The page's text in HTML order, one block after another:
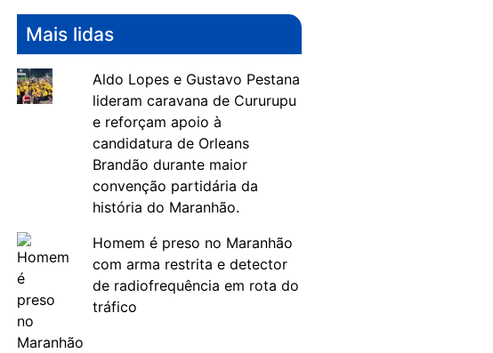
Mais lidas
Aldo Lopes e Gustavo Pestana
lideram caravana de Cururupu
e reforçam apoio à
candidatura de Orleans
Brandão durante maior
convenção partidária da
história do Maranhão.
Homem é preso no Maranhão
com arma restrita e detector
de radiofrequência em rota do
tráfico